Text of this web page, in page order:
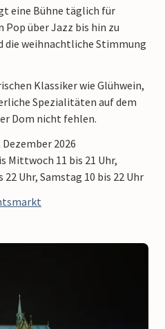
eine Bühne täglich für
Pop über Jazz bis hin zu
die weihnachtliche Stimmung
Klassiker wie Glühwein,
Spezialitäten auf dem
Dom nicht fehlen.
2026
Mittwoch 11 bis 21 Uhr,
Uhr, Samstag 10 bis 22 Uhr